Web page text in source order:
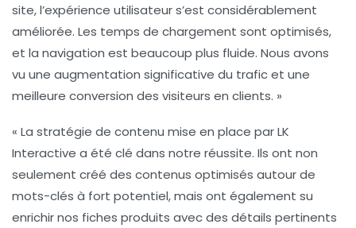
site, l’expérience utilisateur s’est considérablement
améliorée. Les temps de chargement sont optimisés,
et la navigation est beaucoup plus fluide. Nous avons
vu une augmentation significative du trafic et une
meilleure conversion des visiteurs en clients. »
« La stratégie de contenu mise en place par LK
Interactive a été clé dans notre réussite. Ils ont non
seulement créé des contenus optimisés autour de
mots-clés à fort potentiel, mais ont également su
enrichir nos fiches produits avec des détails pertinents